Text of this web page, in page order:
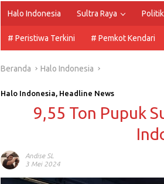
Halo Indonesia Sultra Raya
# Peristiwa Terkini # Pemkot Kendari
Beranda Halo Indonesia
Halo Indonesia, Headline News
9,55 Ton Pupuk
Andise SL
3 Mei 2024